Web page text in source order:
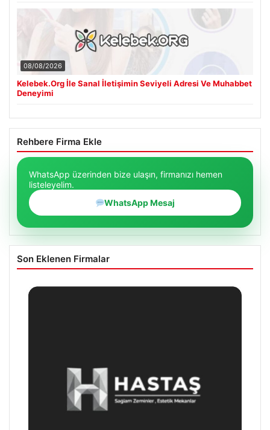
08/08/2026
Kelebek.Org İle Sanal İletişimin Seviyeli Adresi Ve Muhabbet
Deneyimi
Rehbere Firma Ekle
WhatsApp üzerinden bize ulaşın, firmanızı hemen
listeleyelim.
WhatsApp Mesaj
Son Eklenen Firmalar